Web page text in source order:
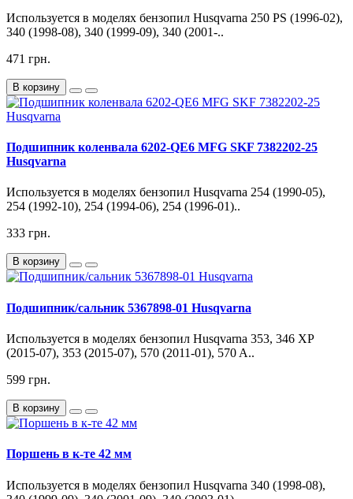
Используется в моделях бензопил Husqvarna 250 PS (1996-02),
340 (1998-08), 340 (1999-09), 340 (2001-..
471 грн.
В корзину
Подшипник коленвала 6202-QE6 MFG SKF 7382202-25
Husqvarna
Используется в моделях бензопил Husqvarna 254 (1990-05),
254 (1992-10), 254 (1994-06), 254 (1996-01)..
333 грн.
В корзину
Подшипник/сальник 5367898-01 Husqvarna
Используется в моделях бензопил Husqvarna 353, 346 XP
(2015-07), 353 (2015-07), 570 (2011-01), 570 A..
599 грн.
В корзину
Поршень в к-те 42 мм
Используется в моделях бензопил Husqvarna 340 (1998-08),